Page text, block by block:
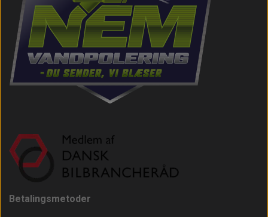
Betalingsmetoder